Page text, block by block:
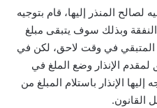
المنذر إليها، قام بتوجيه
النفقة وبذلك سوف يتبقى مبلغ
المتبقي في وقت لاحق، لكن في
لمقدم الإنذار وضع الملغ في
الإنذار باستلام المبلغ من
القانون.